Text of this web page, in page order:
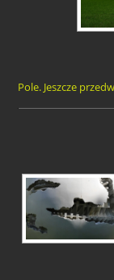
Pole. Jeszcze